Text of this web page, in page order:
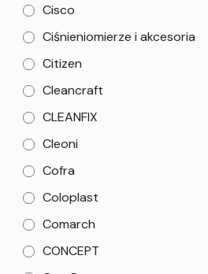
Cisco
Ciśnieniomierze i akcesoria
Citizen
Cleancraft
CLEANFIX
Cleoni
Cofra
Coloplast
Comarch
CONCEPT